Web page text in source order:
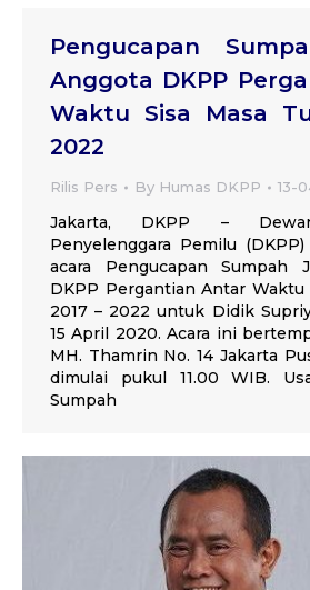
Pengucapan
Anggota DKPP
Waktu Sisa Masa
2022
Rilis Pers By Humas DKPP 13-
Jakarta, DKPP –
Penyelenggara Pemilu
acara Pengucapan Sumpah
DKPP Pergantian Antar Waktu
2017 – 2022 untuk Didik
15 April 2020. Acara ini
MH. Thamrin No. 14 Jakarta
dimulai pukul 11.00 WIB.
Sumpah